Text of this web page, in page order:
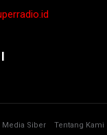
Siber Tentang Kami